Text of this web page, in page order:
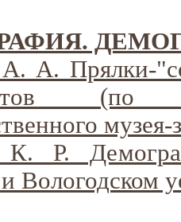
А. А. Прялки-
(по
Р.
Вологодском